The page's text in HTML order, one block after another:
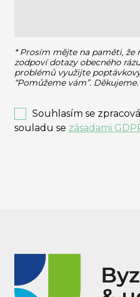
* Prosím mějte na paměti, že
zodpoví dotazy obecného
problémů využijte
“Pomůžeme vám”. Děkujeme.
Souhlasím se
souladu se zásadami